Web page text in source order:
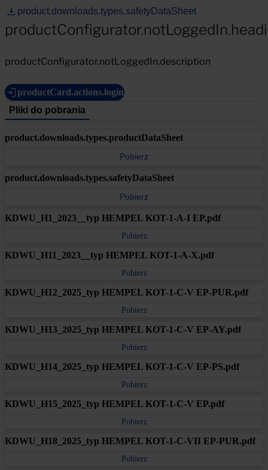
product.downloads.types.safetyDataSheet
productConfigurator.notLoggedIn.description
productCard.actions.login
Pliki do pobrania
product.downloads.types.productDataSheet
Pobierz
product.downloads.types.safetyDataSheet
Pobierz
KDWU_H1_2023__typ HEMPEL KOT-1-A-I EP.pdf
Pobierz
KDWU_H11_2023__typ HEMPEL KOT-1-A-X.pdf
Pobierz
KDWU_H12_2025_typ HEMPEL KOT-1-C-V EP-PUR.pdf
Pobierz
KDWU_H13_2025_typ HEMPEL KOT-1-C-V EP-AY.pdf
Pobierz
KDWU_H14_2025_typ HEMPEL KOT-1-C-V EP-PS.pdf
Pobierz
KDWU_H15_2025_typ HEMPEL KOT-1-C-V EP.pdf
Pobierz
KDWU_H18_2025_typ HEMPEL KOT-1-C-VII EP-PUR.pdf
Pobierz